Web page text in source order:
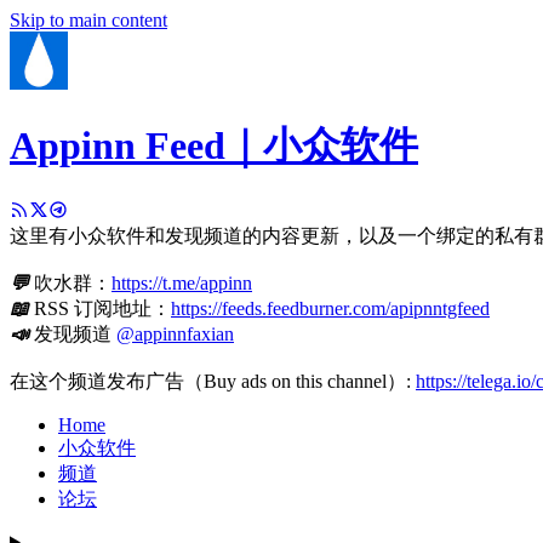
Skip to main content
Appinn Feed｜小众软件
这里有小众软件和发现频道的内容更新，以及一个绑定的私有
💬吹水群： https://t.me/appinn
📖RSS 订阅地址： https://feeds.feedburner.com/apipnntgfeed
📣发现频道 @appinnfaxian
在这个频道发布广告（Buy ads on this channel）: https://telega.io/
Home
小众软件
频道
论坛